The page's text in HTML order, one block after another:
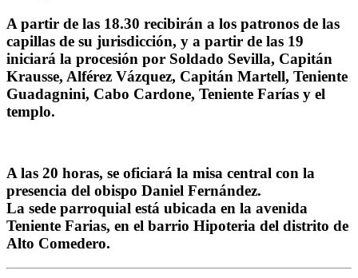
A partir de las 18.30 recibirán a los patronos de las
capillas de su jurisdicción, y a partir de las 19
iniciará la procesión por Soldado Sevilla, Capitán
Krausse, Alférez Vázquez, Capitán Martell, Teniente
Guadagnini, Cabo Cardone, Teniente Farías y el
templo.
A las 20 horas, se oficiará la misa central con la
presencia del obispo Daniel Fernández.
La sede parroquial está ubicada en la avenida
Teniente Farias, en el barrio Hipoteria del distrito de
Alto Comedero.